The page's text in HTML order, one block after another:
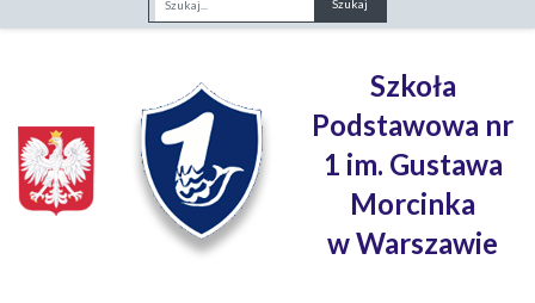
Fraza
Szkoła
Podstawowa nr
1 im. Gustawa
Morcinka
w Warszawie